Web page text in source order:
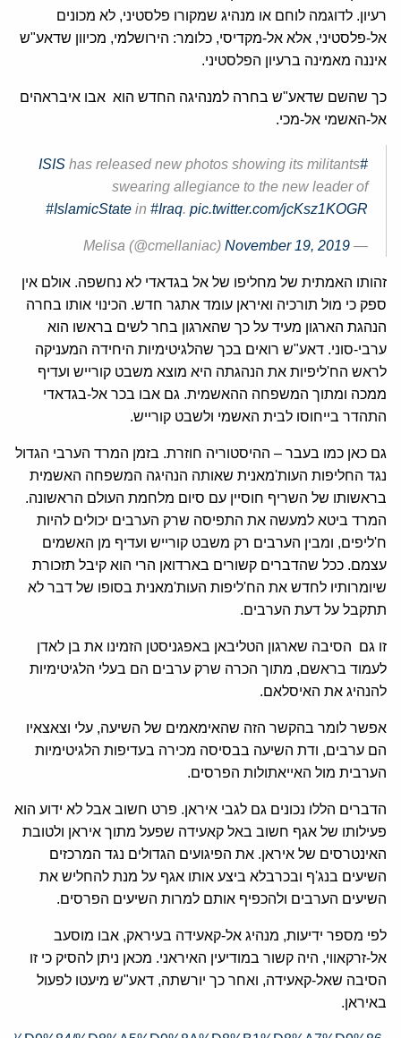
רעיון. לדוגמה לוחם או מנהיג שמקורו פלסטיני, לא מכונים
אל-פלסטיני, אלא אל-מקדיסי, כלומר: הירושלמי, מכיוון שדאע"ש
איננה מאמינה ברעיון הפלסטיני.
כך שהשם שדאע"ש בחרה למנהיגה החדש הוא אבו איבראהים
אל-האשמי אל-מכי.
#ISIS
has released new photos showing its militants
swearing allegiance to the new leader of
#IslamicState in #Iraq. pic.twitter.com/jcKsz1KOGR
— Melisa (@cmellaniac)
November 19, 2019
זהותו האמתית של מחליפו של אל בגדאדי לא נחשפה. אולם אין
ספק כי מול תורכיה ואיראן עומד אתגר חדש. הכינוי אותו בחרה
הנהגת הארגון מעיד על כך שהארגון בחר לשים בראשו הוא
ערבי-סוני. דאע"ש רואים בכך שהלגיטימיות היחידה המעניקה
לראש הח'ליפיות את הנהגתה היא מוצא משבט קורייש ועדיף
ממכה ומתוך המשפחה ההאשמית. גם אבו בכר אל-בגדאדי
התהדר בייחוסו לבית האשמי ולשבט קורייש.
גם כאן כמו בעבר – ההיסטוריה חוזרת. בזמן המרד הערבי הגדול
נגד החליפות העות'מאנית שאותה הנהיגה המשפחה האשמית
בראשותו של השריף חוסיין עם סיום מלחמת העולם הראשונה.
המרד ביטא למעשה את התפיסה שרק הערבים יכולים להיות
ח'ליפים, ומבין הערבים רק משבט קורייש ועדיף מן האשמים
עצמם. ככל שהדברים קשורים בארדואן הרי הוא קיבל תזכורת
שיומרותיו לחדש את הח'ליפות העות'מאנית בסופו של דבר לא
תתקבל על דעת הערבים.
זו גם הסיבה שארגון הטליבאן באפגניסטן הזמינו את בן לאדן
לעמוד בראשם, מתוך הכרה שרק ערבים הם בעלי הלגיטימיות
להנהיג את האיסלאם.
אפשר לומר בהקשר הזה שהאימאמים של השיעה, עלי וצאצאיו
הם ערבים, ודת השיעה בבסיסה מכירה בעדיפות הלגיטימיות
הערבית מול האייאתולות הפרסים.
הדברים הללו נכונים גם לגבי איראן. פרט חשוב אבל לא ידוע הוא
פעילותו של אגף חשוב באל קאעידה שפעל מתוך איראן ולטובת
האינטרסים של איראן. את הפיגועים הגדולים נגד המרכזים
השיעים בנג'ף ובכרבלא ביצע אותו אגף על מנת להחליש את
השיעים הערבים ולהכפיף אותם למרות השיעים הפרסים.
לפי מספר ידיעות, מנהיג אל-קאעידה בעיראק, אבו מוסעב
אל-זרקאווי, היה קשור במודיעין האיראני. מכאן ניתן להסיק כי זו
הסיבה שאל-קאעידה, ואחר כך יורשתה, דאע"ש מיעטו לפעול
באיראן.